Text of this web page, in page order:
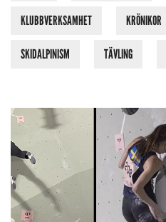
KLUBBVERKSAMHET KRÖNIKOR
SKIDALPINISM TÄVLING